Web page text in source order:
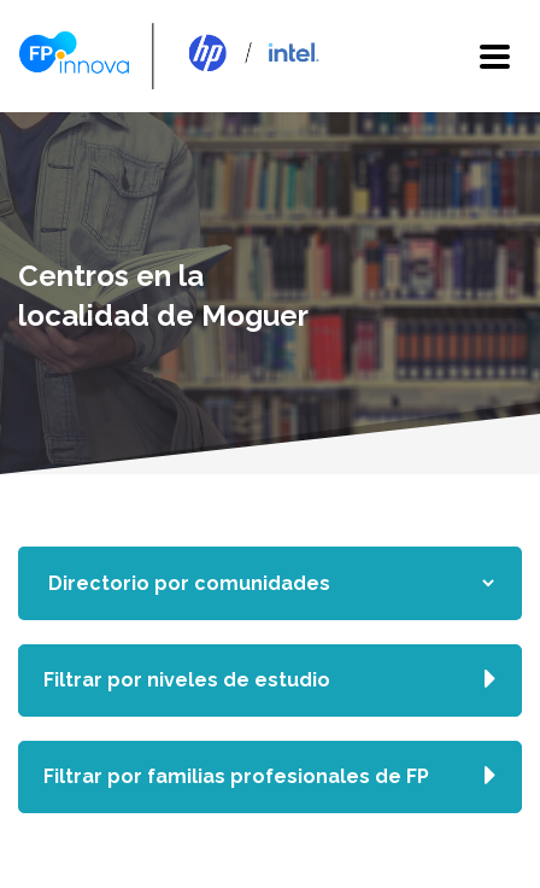
Centros en la
localidad de Moguer
Filtrar por niveles de estudio
Filtrar por familias profesionales de FP